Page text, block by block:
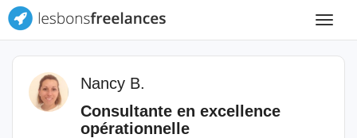
Toggle
Nancy B.
Consultante en excellence
opérationnelle